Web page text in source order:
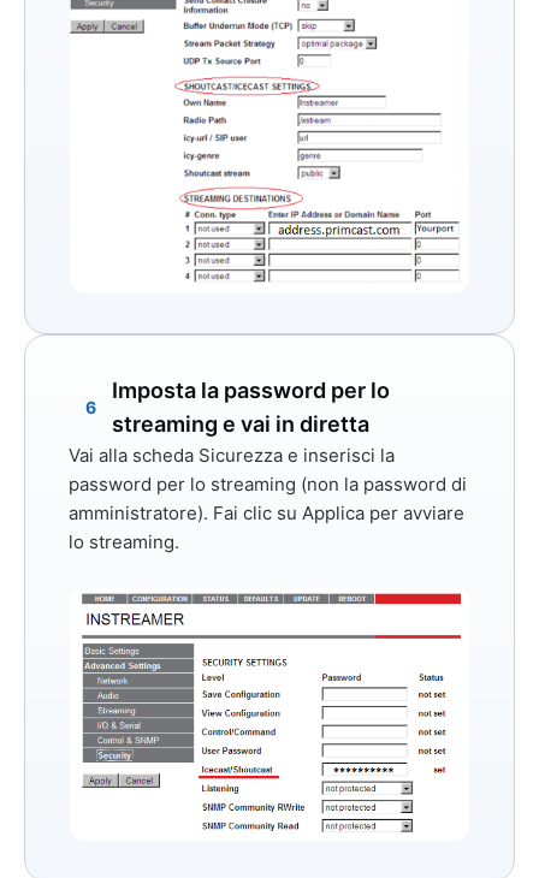
6
Imposta la password per lo
streaming e vai in diretta
Vai alla scheda Sicurezza e inserisci la
password per lo streaming (non la password di
amministratore). Fai clic su Applica per avviare
lo streaming.